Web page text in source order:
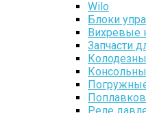
Wilo
Блоки
Вихревые
Запчасти